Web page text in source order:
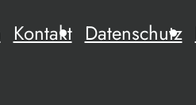
Kontakt Datenschutz